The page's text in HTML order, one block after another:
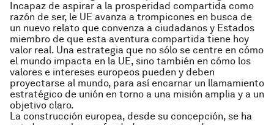
Incapaz de aspirar a la prosperidad compartida como
razón de ser, le UE avanza a trompicones en busca de
un nuevo relato que convenza a ciudadanos y Estados
miembro de que esta aventura compartida tiene hoy
valor real. Una estrategia que no sólo se centre en cómo
el mundo impacta en la UE, sino también en cómo los
valores e intereses europeos pueden y deben
proyectarse al mundo, para así encarnar un llamamiento
estratégico de unión en torno a una misión amplia y a un
objetivo claro.
La construcción europea, desde su concepción, se ha